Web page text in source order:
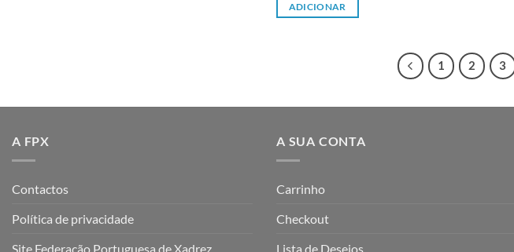
ADICIONAR
1 2 3
A FPX
Contactos
Política de privacidade
Site Federação Portuguesa de Xadrez
A SUA CONTA
Carrinho
Checkout
Lista de Desejos